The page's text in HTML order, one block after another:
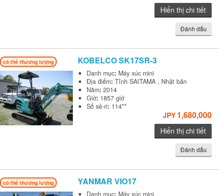
Hiển thị chi tiết
Đánh dấu
có thể thương lượng KOBELCOSK17SR-3
Danh mục: Máy xúc mini
Địa điểm:Tỉnh SAITAMA , Nhật bản
Năm:2014
Giờ: 1857 giờ
Số sê-ri: 114**
JPY 1,680,000
Hiển thị chi tiết
Đánh dấu
có thể thương lượng YANMARVIO17
Danh mục: Máy xúc mini